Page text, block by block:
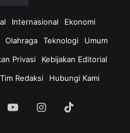
Internasional
Ekonomi
Olahraga Teknologi
Umum
Privasi
Kebijakan Editorial
Tim Redaksi Hubungi Kami
YouTubeInstagram